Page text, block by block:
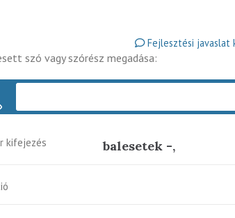
Fejlesztési javaslat
szó vagy szórész megadása:
kifejezés balesetek -,